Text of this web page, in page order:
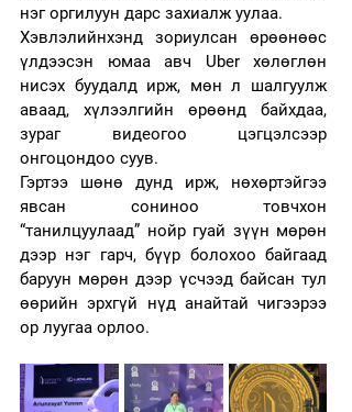
нэг оргилуун дарс захиалж уулаа.
Хэвлэлийнхэнд зориулсан өрөөнөөс
үлдээсэн юмаа авч Uber хөлөглөн
нисэх буудалд ирж, мөн л шалгуулж
аваад, хүлээлгийн өрөөнд байхдаа,
зураг видеогоо цэгцэлсээр
онгоцондоо суув.
Гэртээ шөнө дунд ирж, нөхөртэйгээ
явсан сониноо товчхон
“танилцуулаад” нойр гуай зүүн мөрөн
дээр нэг гарч, бүүр болохоо байгаад
баруун мөрөн дээр үсчээд байсан тул
өөрийн эрхгүй нүд анайтай чигээрээ
ор луугаа орлоо.